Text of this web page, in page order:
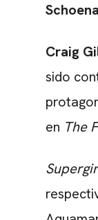
Craig
sido
en The